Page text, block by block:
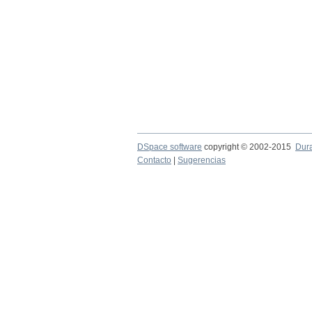
DSpace software copyright © 2002-2015
Contacto
Sugerencias